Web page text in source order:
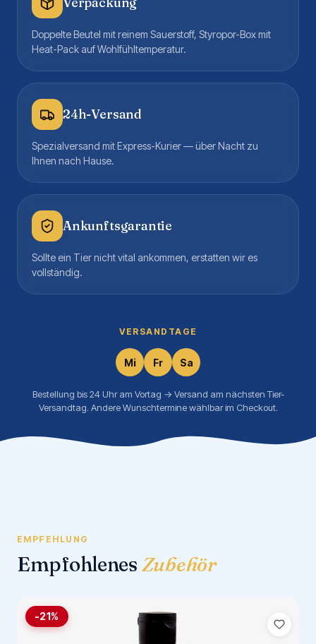
Doppelte Beutel mit reinem Sauerstoff, Styropor-Box mit
Heat-Pack auf Wohlfühltemperatur.
24h-Versand
Spezialversand mit Express-Kurier — über Nacht zu
Ihnen nach Hause.
Ankunftsgarantie
Sollte ein Tier nicht vital ankommen, erstatten wir es
vollständig.
VERSANDTAGE
Mi Fr Sa
Bestellung bis 24 Uhr am Vortag → Versand am nächsten Tier-
Versandtag. Andere Wunschtermine wählbar im Checkout.
EMPFEHLUNG
Empfohlenes Zubehör
-21%